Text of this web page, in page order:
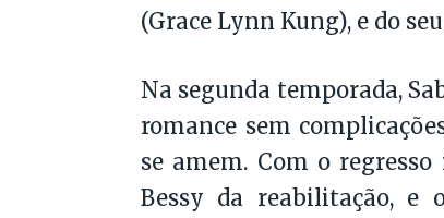
(Grace Lynn Kung), e do
Na segunda temporada,
romance sem
se amem. Com o
Bessy da reabilitação, e